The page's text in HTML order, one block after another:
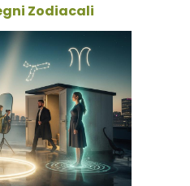
Zodiacali